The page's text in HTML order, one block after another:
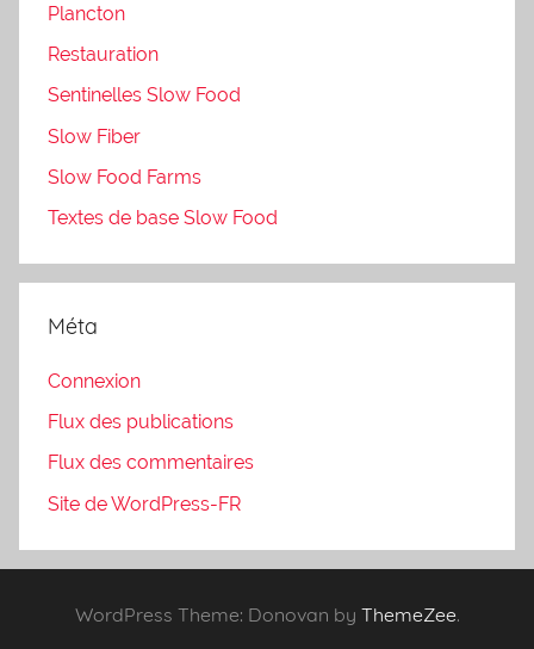
Plancton
Restauration
Sentinelles Slow Food
Slow Fiber
Slow Food Farms
Textes de base Slow Food
Méta
Connexion
Flux des publications
Flux des commentaires
Site de WordPress-FR
WordPress Theme: Donovan by ThemeZee.